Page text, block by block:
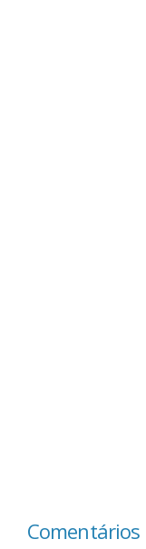
Comentários